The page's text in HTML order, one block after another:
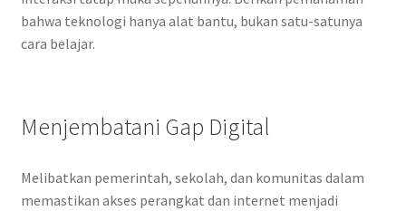
bahwa teknologi hanya alat bantu, bukan satu-satunya
cara belajar.
Menjembatani Gap Digital
Melibatkan pemerintah, sekolah, dan komunitas dalam
memastikan akses perangkat dan internet menjadi